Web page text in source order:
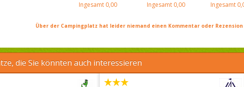
Ingesamt 0,00 Ingesamt0,00 Ingesamt
Über der Campingplatz hat leider niemand einen Kommentar oder
die Sie könnten auch interessieren